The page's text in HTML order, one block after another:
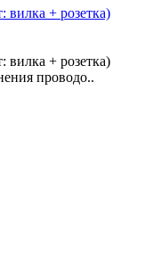
+ розетка)
+ розетка)
проводо..